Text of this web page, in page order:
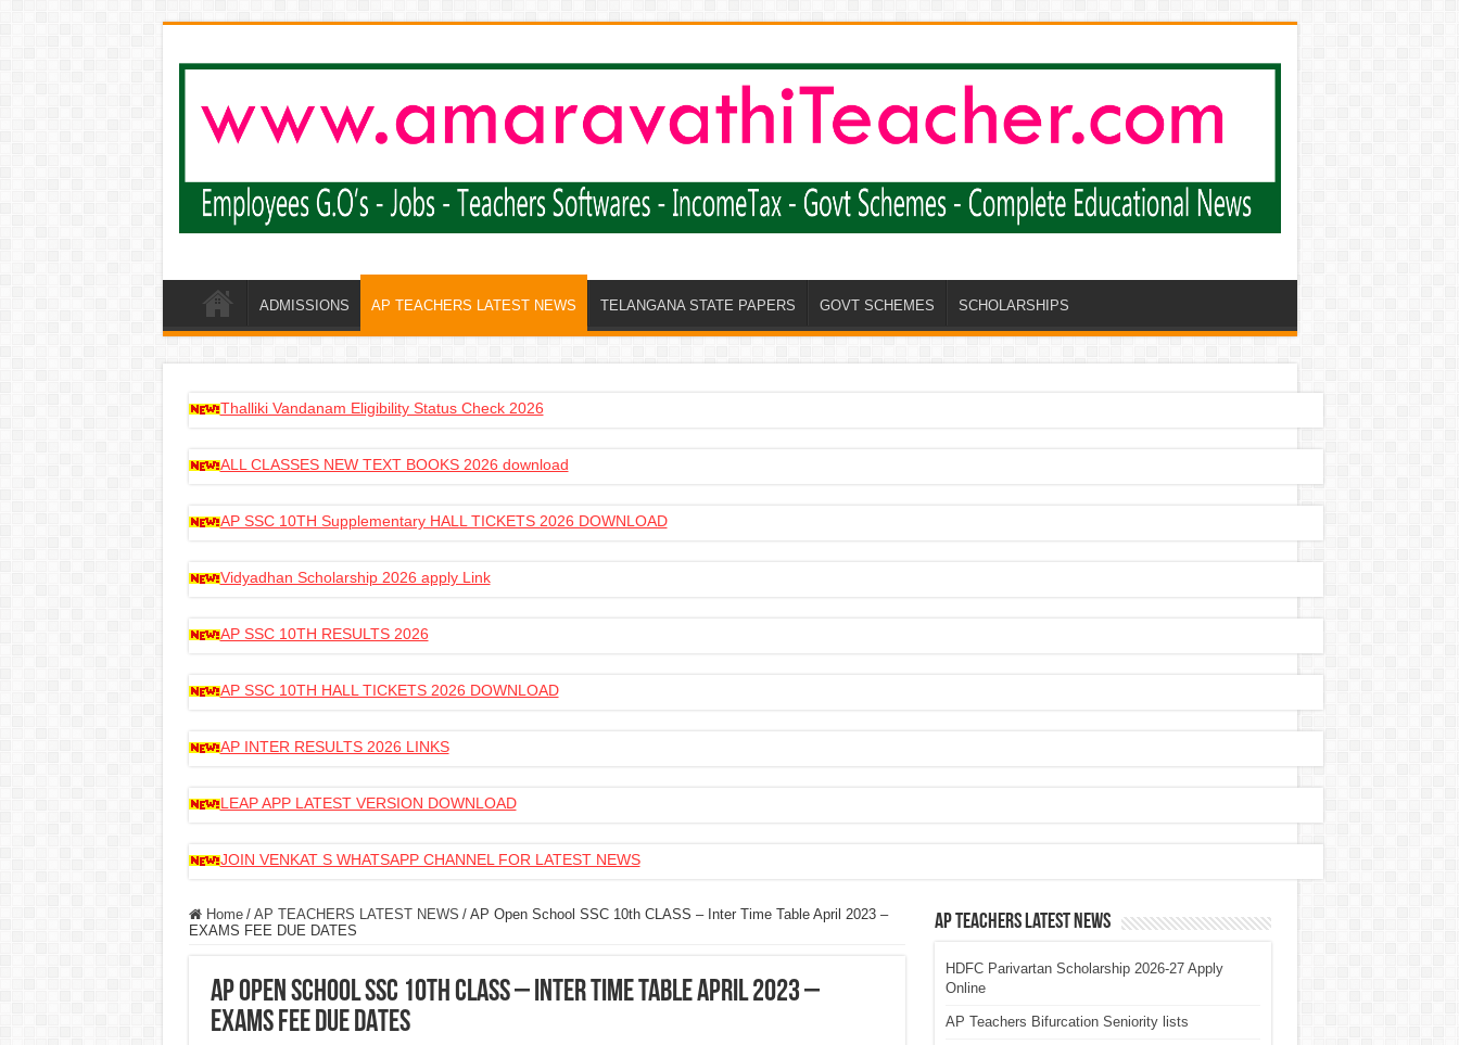
ADMISSIONS AP TEACHERS LATEST NEWS TELANGANA STATE PAPERS GOVT SCHEMES SCHOLARSHIPS
Thalliki Vandanam Eligibility Status Check 2026
ALL CLASSES NEW TEXT BOOKS 2026 download
AP SSC 10TH Supplementary HALL TICKETS 2026 DOWNLOAD
Vidyadhan Scholarship 2026 apply Link
AP SSC 10TH RESULTS 2026
AP SSC 10TH HALL TICKETS 2026 DOWNLOAD
AP INTER RESULTS 2026 LINKS
LEAP APP LATEST VERSION DOWNLOAD
JOIN VENKAT S WHATSAPP CHANNEL FOR LATEST NEWS
Home / AP TEACHERS LATEST NEWS / AP Open School SSC 10th CLASS – Inter Time Table April 2023 –
EXAMS FEE DUE DATES
AP Open School SSC 10th CLASS – Inter Time Table April 2023 –
EXAMS FEE DUE DATES
AP Teachers Latest News
HDFC Parivartan Scholarship 2026-27 Apply
Online
AP Teachers Bifurcation Seniority lists